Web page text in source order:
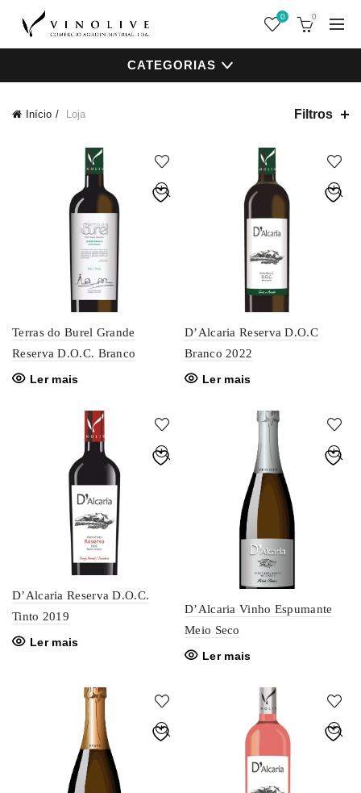
0 0
CATEGORIAS
Início Loja Filtros
Terras do Burel Grande
Reserva D.O.C. Branco
Ler mais
D’Alcaria Reserva D.O.C
Branco 2022
Ler mais
D’Alcaria Reserva D.O.C.
Tinto 2019
Ler mais
D’Alcaria Vinho Espumante
Meio Seco
Ler mais